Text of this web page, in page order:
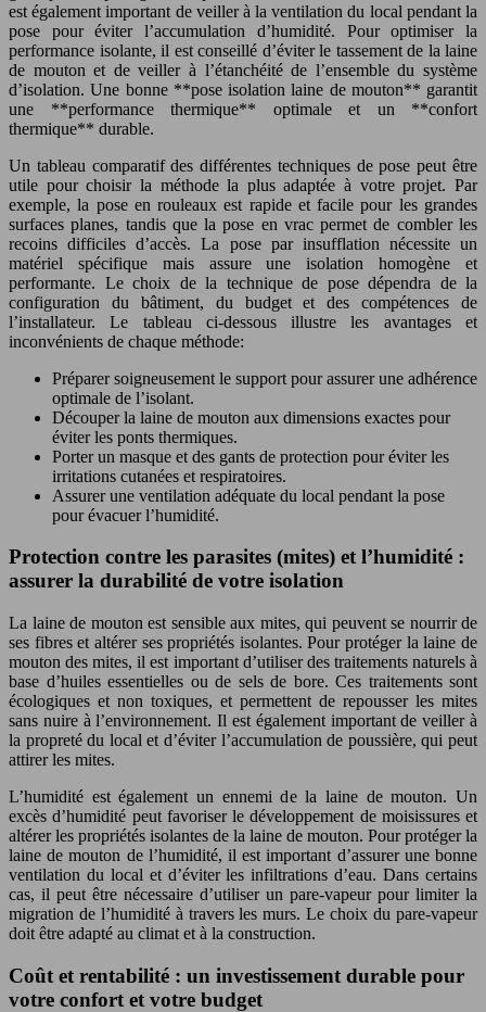
est également important de veiller à la ventilation du local pendant la
pose pour éviter l’accumulation d’humidité. Pour optimiser la
performance isolante, il est conseillé d’éviter le tassement de la laine
de mouton et de veiller à l’étanchéité de l’ensemble du système
d’isolation. Une bonne **pose isolation laine de mouton** garantit
une **performance thermique** optimale et un **confort
thermique** durable.
Un tableau comparatif des différentes techniques de pose peut être
utile pour choisir la méthode la plus adaptée à votre projet. Par
exemple, la pose en rouleaux est rapide et facile pour les grandes
surfaces planes, tandis que la pose en vrac permet de combler les
recoins difficiles d’accès. La pose par insufflation nécessite un
matériel spécifique mais assure une isolation homogène et
performante. Le choix de la technique de pose dépendra de la
configuration du bâtiment, du budget et des compétences de
l’installateur. Le tableau ci-dessous illustre les avantages et
inconvénients de chaque méthode:
Préparer soigneusement le support pour assurer une adhérence
optimale de l’isolant.
Découper la laine de mouton aux dimensions exactes pour
éviter les ponts thermiques.
Porter un masque et des gants de protection pour éviter les
irritations cutanées et respiratoires.
Assurer une ventilation adéquate du local pendant la pose
pour évacuer l’humidité.
Protection contre les parasites (mites) et l’humidité :
assurer la durabilité de votre isolation
La laine de mouton est sensible aux mites, qui peuvent se nourrir de
ses fibres et altérer ses propriétés isolantes. Pour protéger la laine de
mouton des mites, il est important d’utiliser des traitements naturels à
base d’huiles essentielles ou de sels de bore. Ces traitements sont
écologiques et non toxiques, et permettent de repousser les mites
sans nuire à l’environnement. Il est également important de veiller à
la propreté du local et d’éviter l’accumulation de poussière, qui peut
attirer les mites.
L’humidité est également un ennemi de la laine de mouton. Un
excès d’humidité peut favoriser le développement de moisissures et
altérer les propriétés isolantes de la laine de mouton. Pour protéger la
laine de mouton de l’humidité, il est important d’assurer une bonne
ventilation du local et d’éviter les infiltrations d’eau. Dans certains
cas, il peut être nécessaire d’utiliser un pare-vapeur pour limiter la
migration de l’humidité à travers les murs. Le choix du pare-vapeur
doit être adapté au climat et à la construction.
Coût et rentabilité : un investissement durable pour
votre confort et votre budget